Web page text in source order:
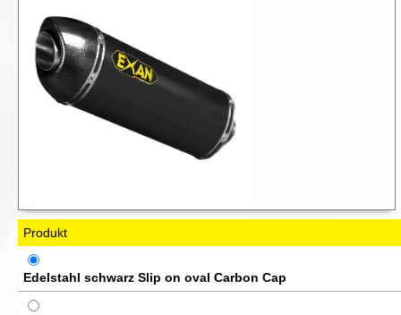
Produkt
Edelstahl schwarz Slip on oval Carbon Cap